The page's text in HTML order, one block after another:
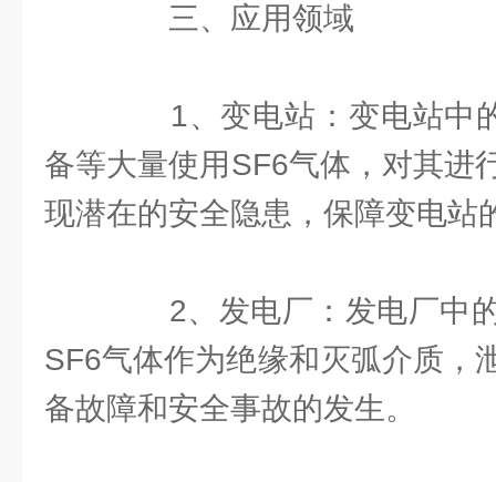
三、应用领域
1、变电站：变电站中
备等大量使用SF6气体，对其进
现潜在的安全隐患，保障变电站
2、发电厂：发电厂中的
SF6气体作为绝缘和灭弧介质，
备故障和安全事故的发生。